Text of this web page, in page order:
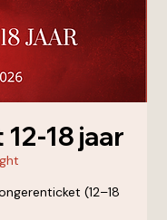
18 jaar
(12–18